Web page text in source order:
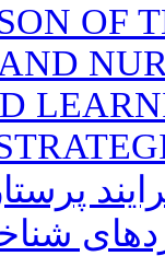
OF